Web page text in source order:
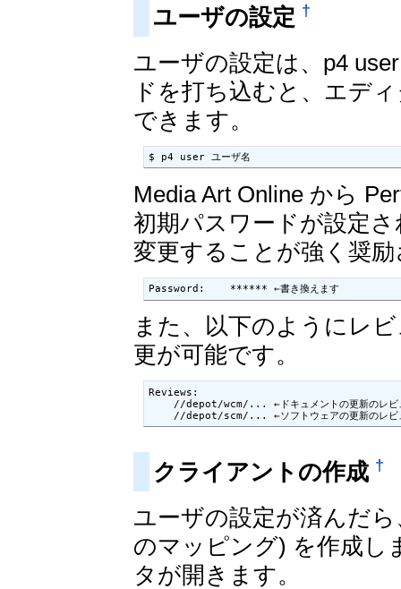
ユーザの設定 †
ユーザの設定は、p4
ドを打ち込むと、エデ
できます。
$ p4 user ユーザ名
Media Art Online から
初期パスワードが設定
変更することが強く奨
Password:    ****** ←書き換えます
また、以下のようにレ
更が可能です。
Reviews:
//depot/wcm/... ←ドキュメントの更新のレビ
//depot/scm/... ←ソフトウェアの更新のレビ
クライアントの作成 †
ユーザの設定が済んだ
のマッピング) を作成し
タが開きます。